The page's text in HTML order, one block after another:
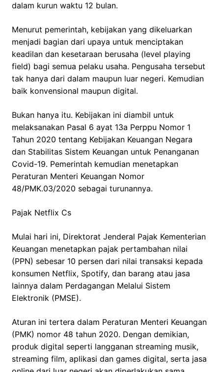
dalam kurun waktu 12 bulan.
Menurut pemerintah, kebijakan yang dikeluarkan
menjadi bagian dari upaya untuk menciptakan
keadilan dan kesetaraan berusaha (level playing
field) bagi semua pelaku usaha. Pengusaha tersebut
tak hanya dari dalam maupun luar negeri. Kemudian
baik konvensional maupun digital.
Bukan hanya itu. Kebijakan ini diambil untuk
melaksanakan Pasal 6 ayat 13a Perppu Nomor 1
Tahun 2020 tentang Kebijakan Keuangan Negara
dan Stabilitas Sistem Keuangan untuk Penanganan
Covid-19. Pemerintah kemudian menetapkan
Peraturan Menteri Keuangan Nomor
48/PMK.03/2020 sebagai turunannya.
Pajak Netflix Cs
Mulai hari ini, Direktorat Jenderal Pajak Kementerian
Keuangan menetapkan pajak pertambahan nilai
(PPN) sebesar 10 persen dari nilai transaksi kepada
konsumen Netflix, Spotify, dan barang atau jasa
lainnya dalam Perdagangan Melalui Sistem
Elektronik (PMSE).
Aturan ini tertera dalam Peraturan Menteri Keuangan
(PMK) nomor 48 tahun 2020. Dengan demikian,
produk digital seperti langganan streaming musik,
streaming film, aplikasi dan games digital, serta jasa